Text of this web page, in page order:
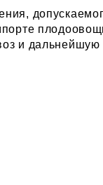
При проведении
и